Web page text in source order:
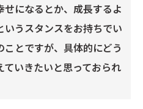
せになるとか、成長するよ
いうスタンスをお持ちでい
ことですが、具体的にどう
ていきたいと思っておられ